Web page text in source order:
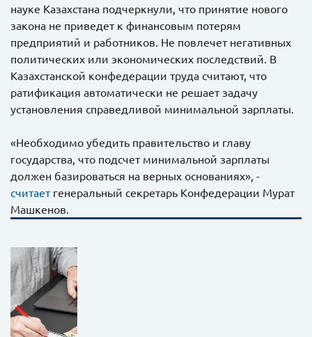
науке Казахстана подчеркнули, что принятие нового
закона не приведет к финансовым потерям
предприятий и работников. Не повлечет негативных
политических или экономических последствий. В
Казахстанской конфедерации труда считают, что
ратификация автоматически не решает задачу
установления справедливой минимальной зарплаты.
«Необходимо убедить правительство и главу
государства, что подсчет минимальной зарплаты
должен базироваться на верных основаниях», -
считаетгенеральный секретарь Конфедерации Мурат
Машкенов.